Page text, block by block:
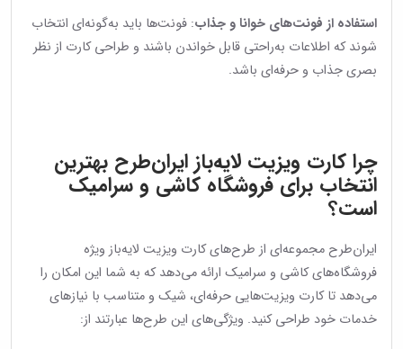
استفاده از فونت‌های خوانا و جذاب: فونت‌ها باید به‌گونه‌ای انتخاب
شوند که اطلاعات به‌راحتی قابل خواندن باشند و طراحی کارت از نظر
بصری جذاب و حرفه‌ای باشد.
چرا کارت ویزیت لایه‌باز ایران‌طرح بهترین
انتخاب برای فروشگاه کاشی و سرامیک
است؟
ایران‌طرح مجموعه‌ای از طرح‌های کارت ویزیت لایه‌باز ویژه
فروشگاه‌های کاشی و سرامیک ارائه می‌دهد که به شما این امکان را
می‌دهد تا کارت ویزیت‌هایی حرفه‌ای، شیک و متناسب با نیازهای
خدمات خود طراحی کنید. ویژگی‌های این طرح‌ها عبارتند از: